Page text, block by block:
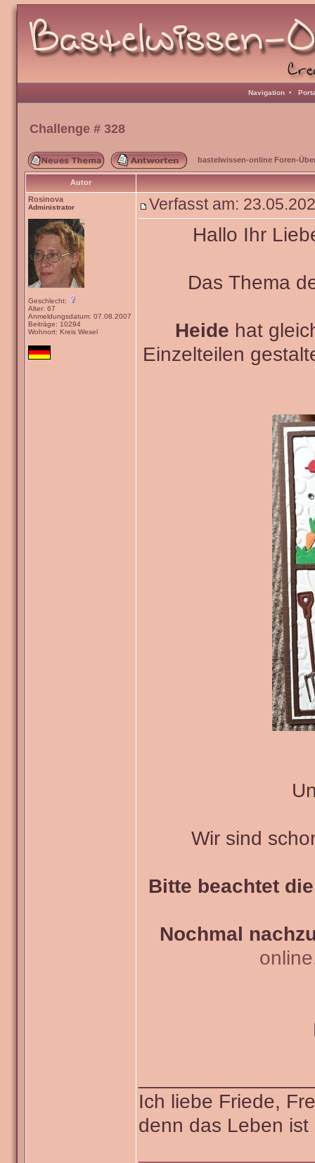
Navigation •
Challenge # 328
bastelwissen-online Foren-
Autor
Rosinova
Administrator
Geschlecht:
Alter: 67
Anmeldungsdatum: 07.08.2007
Beiträge: 10294
Wohnort: Kreis Wesel
Verfasst am:
Hallo Ihr
Das Thema
Heide hat
Einzelteilen
Wir sind
Bitte beachtet
Nochmal
Ich liebe Friede,
denn das Leben